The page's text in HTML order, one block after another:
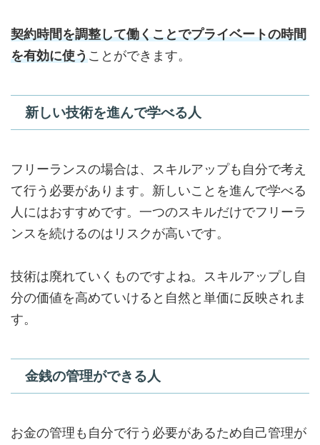
契約時間を調整して働くことでプライベートの時間
を有効に使うことができます。
新しい技術を進んで学べる人
フリーランスの場合は、スキルアップも自分で考え
て行う必要があります。新しいことを進んで学べる
人にはおすすめです。一つのスキルだけでフリーラ
ンスを続けるのはリスクが高いです。
技術は廃れていくものですよね。スキルアップし自
分の価値を高めていけると自然と単価に反映されま
す。
金銭の管理ができる人
お金の管理も自分で行う必要があるため自己管理が